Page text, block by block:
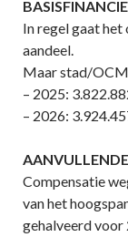
In regel gaat
aandeel.
Maar stad/
– 2025:
– 2026:
Compensatie
van het
gehalveerd voor